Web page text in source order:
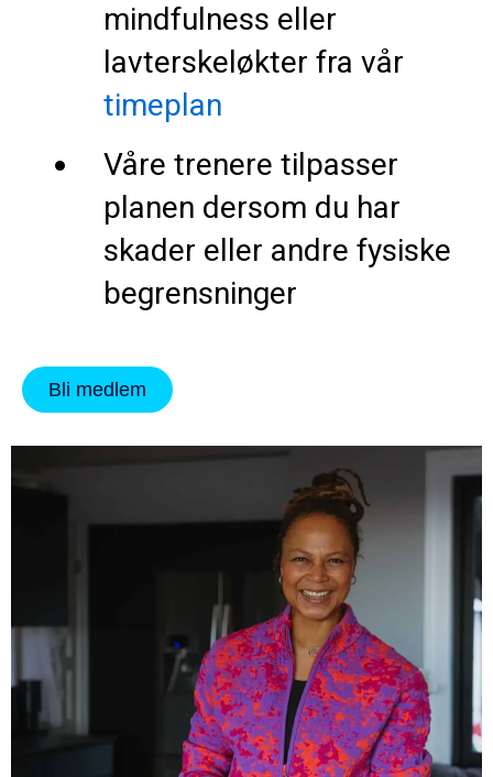
mindfulness eller
lavterskeløkter fra vår
timeplan
Våre trenere tilpasser
planen dersom du har
skader eller andre fysiske
begrensninger
Bli medlem